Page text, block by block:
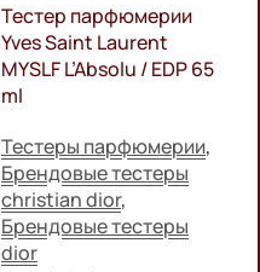
Тестер парфюмерии
Yves Saint Laurent
MYSLF L’Absolu / EDP 65
ml
Тестеры парфюмерии,
Брендовые тестеры
christian dior,
Брендовые тестеры
dior